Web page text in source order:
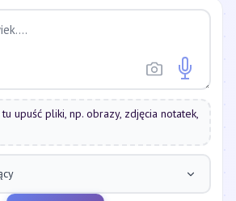
upuść pliki, np. obrazy, zdjęcia notatek,